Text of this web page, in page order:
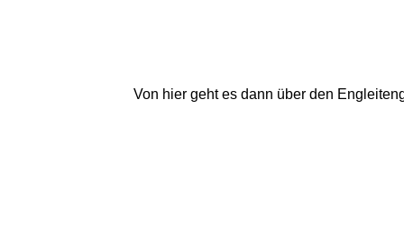
Von hier geht es dann über den